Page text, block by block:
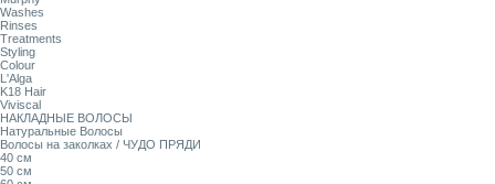
Washes
Rinses
Treatments
Styling
Colour
L'Alga
K18 Hair
Viviscal
НАКЛАДНЫЕ ВОЛОСЫ
Натуральные Волосы
Волосы на заколках / ЧУДО ПРЯДИ
40 см
50 см